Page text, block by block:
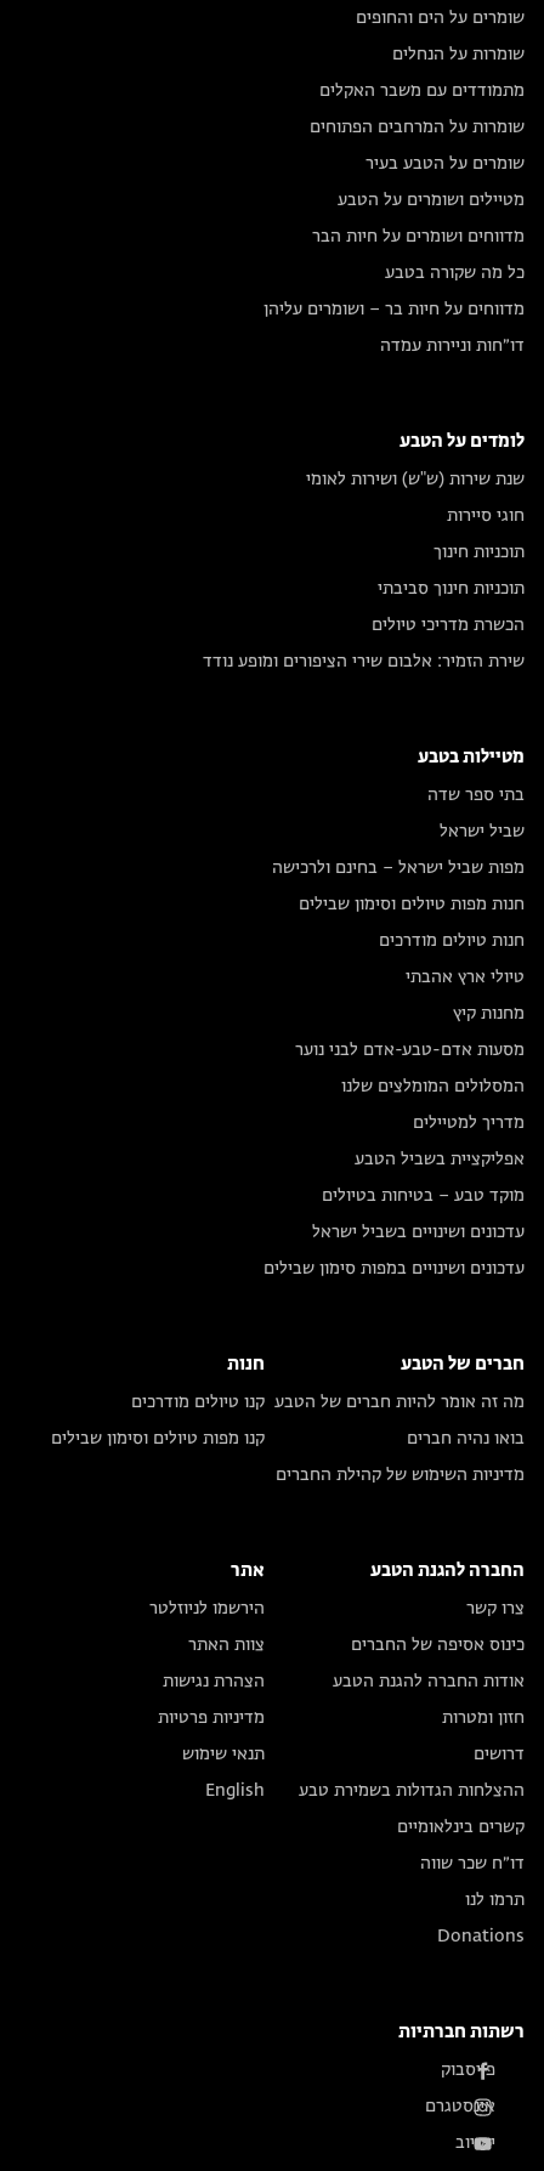
שומרים על הים והחופים
שומרות על הנחלים
מתמודדים עם משבר האקלים
שומרות על המרחבים הפתוחים
שומרים על הטבע בעיר
מטיילים ושומרים על הטבע
מדווחים ושומרים על חיות הבר
כל מה שקורה בטבע
מדווחים על חיות בר – ושומרים עליהן
דו״חות וניירות עמדה
לומדים על הטבע
שנת שירות (ש"ש) ושירות לאומי
חוגי סיירות
תוכניות חינוך
תוכניות חינוך סביבתי
הכשרת מדריכי טיולים
שירת הזמיר: אלבום שירי הציפורים ומופע נודד
מטיילות בטבע
בתי ספר שדה
שביל ישראל
מפות שביל ישראל – בחינם ולרכישה
חנות מפות טיולים וסימון שבילים
חנות טיולים מודרכים
טיולי ארץ אהבתי
מחנות קיץ
מסעות אדם-טבע-אדם לבני נוער
המסלולים המומלצים שלנו
מדריך למטיילים
אפליקציית בשביל הטבע
מוקד טבע – בטיחות בטיולים
עדכונים ושינויים בשביל ישראל
עדכונים ושינויים במפות סימון שבילים
חברים של הטבע
מה זה אומר להיות חברים של הטבע
בואו נהיה חברים
מדיניות השימוש של קהילת החברים
חנות
קנו טיולים מודרכים
קנו מפות טיולים וסימון שבילים
החברה להגנת הטבע
צרו קשר
כינוס אסיפה של החברים
אודות החברה להגנת הטבע
חזון ומטרות
דרושים
ההצלחות הגדולות בשמירת טבע
קשרים בינלאומיים
דו״ח שכר שווה
תרמו לנו
Donations
אתר
הירשמו לניוזלטר
צוות האתר
הצהרת נגישות
מדיניות פרטיות
תנאי שימוש
English
רשתות חברתיות
פייסבוק
אינסטגרם
יוטיוב